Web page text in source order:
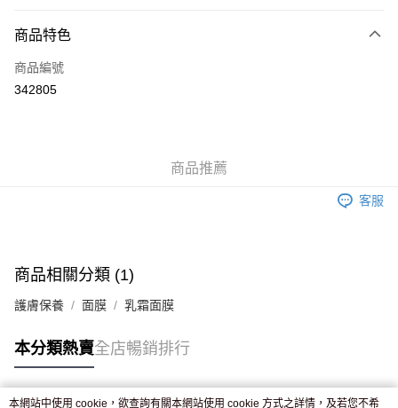
信用卡
Apple Pay
付款後門市自取，訂單確認後2-4個工作天到店，7天內取。逾期後
商品特色
商品編號
342805
商品推薦
客服
商品相關分類 (1)
護膚保養 面膜 乳霜面膜
本分類熱賣全店暢銷排行
本網站中使用 cookie，欲查詢有關本網站使用 cookie 方式之詳情，及若您不希